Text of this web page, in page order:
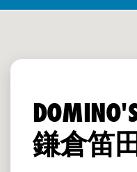
鎌倉笛田